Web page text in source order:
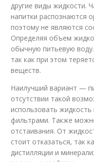
другие виды жидкости.
напитки распознаются
поэтому не являются
Определяя объем
обычную питьевую
так как при этом
веществ.
Наилучший вариант —
отсутствии такой
использовать
фильтрами. Также
отстаивания. От
стоит отказаться, так
дистилляции и